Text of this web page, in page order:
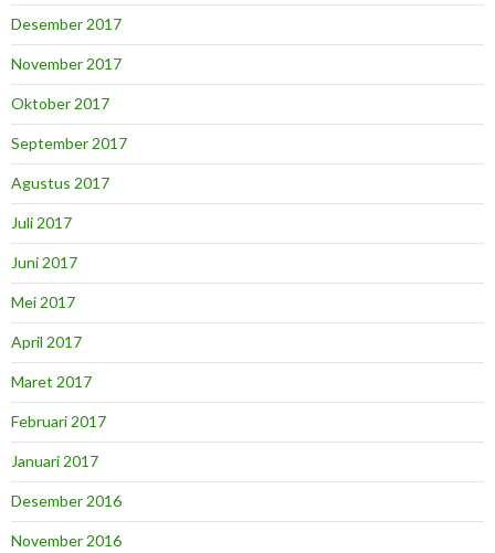
Desember 2017
November 2017
Oktober 2017
September 2017
Agustus 2017
Juli 2017
Juni 2017
Mei 2017
April 2017
Maret 2017
Februari 2017
Januari 2017
Desember 2016
November 2016